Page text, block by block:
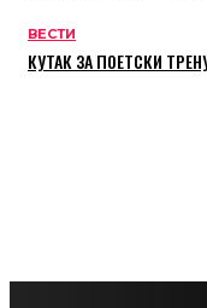
ВЕСТИ
КУТАК ЗА ПОЕТСКИ